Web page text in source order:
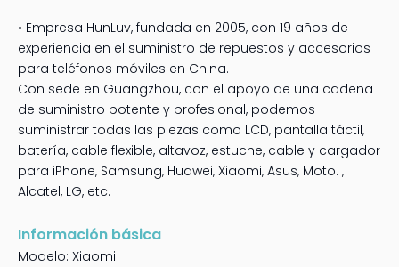
• Empresa HunLuv, fundada en 2005, con 19 años de
experiencia en el suministro de repuestos y accesorios
para teléfonos móviles en China.
Con sede en Guangzhou, con el apoyo de una cadena
de suministro potente y profesional, podemos
suministrar todas las piezas como LCD, pantalla táctil,
batería, cable flexible, altavoz, estuche, cable y cargador
para iPhone, Samsung, Huawei, Xiaomi, Asus, Moto. ,
Alcatel, LG, etc.
Información básica
Modelo: Xiaomi